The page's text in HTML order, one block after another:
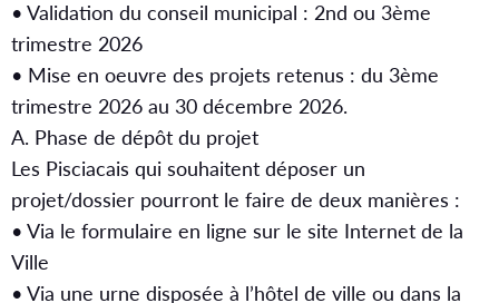
• Validation du conseil municipal : 2nd ou 3ème
trimestre 2026
• Mise en oeuvre des projets retenus : du 3ème
trimestre 2026 au 30 décembre 2026.
A. Phase de dépôt du projet
Les Pisciacais qui souhaitent déposer un
projet/dossier pourront le faire de deux manières :
• Via le formulaire en ligne sur le site Internet de la
Ville
• Via une urne disposée à l’hôtel de ville ou dans la